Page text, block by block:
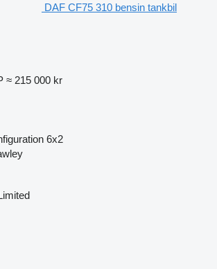
DAF CF75 310 bensin tankbil
≈ 215 000 kr
6x2